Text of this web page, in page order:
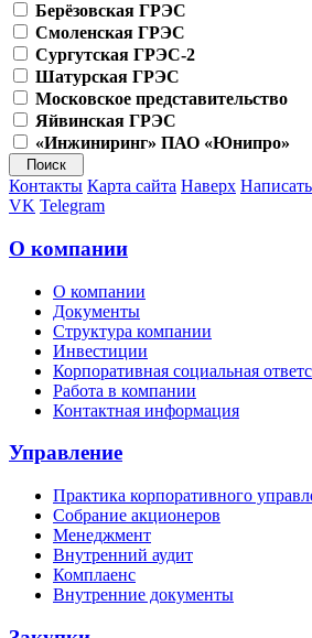
Берёзовская ГРЭС
Смоленская ГРЭС
Сургутская ГРЭС-2
Шатурская ГРЭС
Московское представительство
Яйвинская ГРЭС
«Инжиниринг» ПАО «Юнипро»
Контакты Карта сайта Наверх
VK Telegram
О компании
О компании
Документы
Структура компании
Инвестиции
Корпоративная социальная
Работа в компании
Контактная информация
Управление
Практика корпоративного
Собрание акционеров
Менеджмент
Внутренний аудит
Комплаенс
Внутренние документы